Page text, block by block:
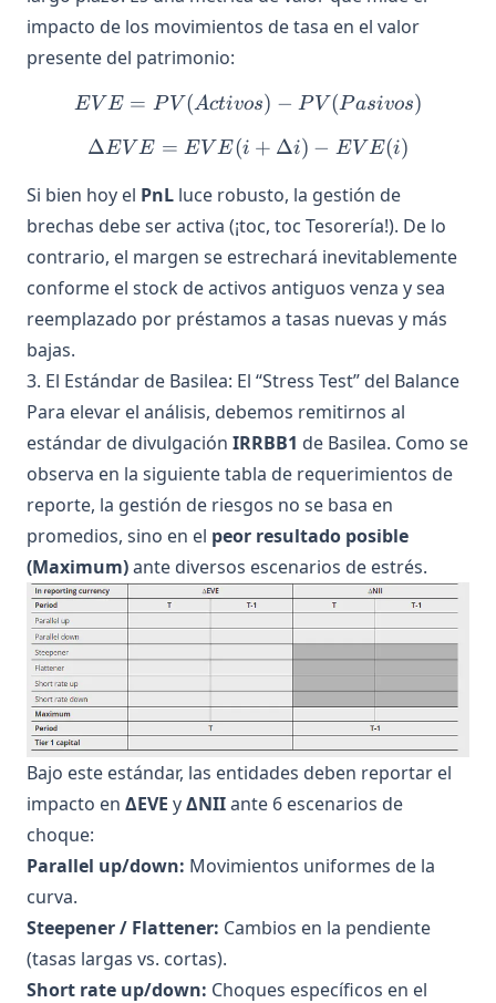
impacto de los movimientos de tasa en el valor
presente del patrimonio:
EVE = PV(Activos) -
EV E = PV (Activos) − PV (Pasivos)
\Delta EVE = EVE(i +
ΔEV E = EV E(i + Δi) − EV E(i)
Si bien hoy el PnL luce robusto, la gestión de
brechas debe ser activa (¡toc, toc Tesorería!). De lo
contrario, el margen se estrechará inevitablemente
conforme el stock de activos antiguos venza y sea
reemplazado por préstamos a tasas nuevas y más
bajas.
3. El Estándar de Basilea: El “Stress Test” del Balance
Para elevar el análisis, debemos remitirnos al
estándar de divulgación IRRBB1 de Basilea. Como se
observa en la siguiente tabla de requerimientos de
reporte, la gestión de riesgos no se basa en
promedios, sino en el peor resultado posible
(Maximum)ante diversos escenarios de estrés.
Bajo este estándar, las entidades deben reportar el
impacto en ΔEVE yΔNIIante 6 escenarios de
choque:
Parallel up/down: Movimientos uniformes de la
curva.
Steepener / Flattener: Cambios en la pendiente
(tasas largas vs. cortas).
Short rate up/down: Choques específicos en el